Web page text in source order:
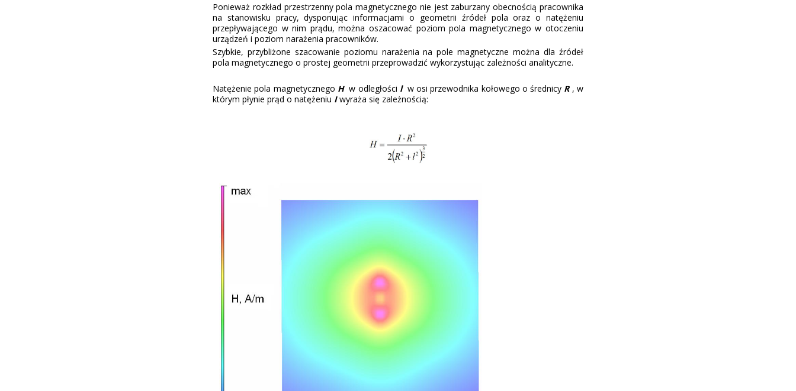
Ponieważ rozkład przestrzenny pola magnetycznego nie jest zaburzany obecnością pracownika
na stanowisku pracy, dysponując informacjami o geometrii źródeł pola oraz o natężeniu
przepływającego w nim prądu, można oszacować poziom pola magnetycznego w otoczeniu
urządzeń i poziom narażenia pracowników.
Szybkie, przybliżone szacowanie poziomu narażenia na pole magnetyczne można dla źródeł
pola magnetycznego o prostej geometrii przeprowadzić wykorzystując zależności analityczne.
Natężenie pola magnetycznego Hw odległości lw osi przewodnika kołowego o średnicy R, w
którym płynie prąd o natężeniu Iwyraża się zależnością: